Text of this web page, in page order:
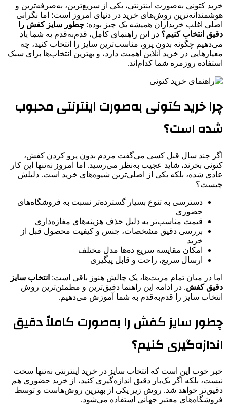
خرید کتونی به‌صورت اینترنتی، یکی از سریع‌ترین، به‌صرفه‌ترین و
هوشمندانه‌ترین روش‌های خرید در دنیای امروز است؛ اما نگرانی
اصلی اغلب خریداران همیشه یک چیز بوده: چطور سایز کفش را
دقیق انتخاب کنیم؟ در این راهنمای کامل، قدم‌به‌قدم به شما یاد
می‌دهیم چگونه بدون پرو، مناسب‌ترین سایز را انتخاب کنید، چه
معیارهایی در خرید آنلاین اهمیت دارد، و بهترین انتخاب‌ها برای سبک
استفاده روزمره شما کدام‌اند.
چرا خرید کتونی به‌صورت اینترنتی محبوب
شده است؟
اگر چند سال قبل کسی می‌گفت مردم بدون پرو کردن کفش،
کتونی بخرند، شاید عجیب به‌نظر می‌رسید. اما امروز نه‌تنها این کار
عادی شده، بلکه یکی از اصلی‌ترین شیوه‌های خرید است. دلیلش
چیست؟
دسترسی به تنوع بسیار گسترده‌تر نسبت به فروشگاه‌های
حضوری
قیمت مناسب‌تر به دلیل حذف هزینه‌های مغازه‌داری
بررسی دقیق مشخصات، جنس و کیفیت محصول قبل از
خرید
امکان مقایسه سریع ده‌ها مدل مختلف
ارسال سریع، راحت و قابل پیگیری
اما در میان تمام مزیت‌ها، یک چالش هنوز باقی است: انتخاب سایز
دقیق کفش. در ادامه این راهنما دقیق‌ترین و مطمئن‌ترین روش
انتخاب سایز را قدم‌به‌قدم به شما آموزش می‌دهیم.
چطور سایز کفش را به‌صورت کاملاً دقیق
اندازه‌گیری کنیم؟
خبر خوب این است که انتخاب سایز در خرید اینترنتی نه‌تنها سخت
نیست، بلکه اگر یک‌بار دقیق اندازه‌گیری کنید، از خرید حضوری هم
دقیق‌تر خواهد شد. روش زیر یکی از بهترین روش‌هاست و توسط
فروشگاه‌های معتبر جهانی استفاده می‌شود.